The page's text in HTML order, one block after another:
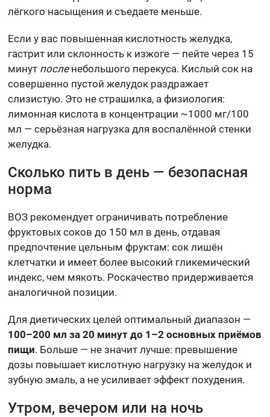
лёгкого насыщения и съедаете меньше.
Если у вас повышенная кислотность желудка,
гастрит или склонность к изжоге — пейте через 15
минут посленебольшого перекуса. Кислый сок на
совершенно пустой желудок раздражает
слизистую. Это не страшилка, а физиология:
лимонная кислота в концентрации ~1000 мг/100
мл — серьёзная нагрузка для воспалённой стенки
желудка.
Сколько пить в день — безопасная
норма
ВОЗ рекомендует ограничивать потребление
фруктовых соков до 150 мл в день, отдавая
предпочтение цельным фруктам: сок лишён
клетчатки и имеет более высокий гликемический
индекс, чем мякоть. Роскачество придерживается
аналогичной позиции.
Для диетических целей оптимальный диапазон —
100–200 мл за 20 минут до 1–2 основных приёмов
пищи. Больше — не значит лучше: превышение
дозы повышает кислотную нагрузку на желудок и
зубную эмаль, а не усиливает эффект похудения.
Утром, вечером или на ночь